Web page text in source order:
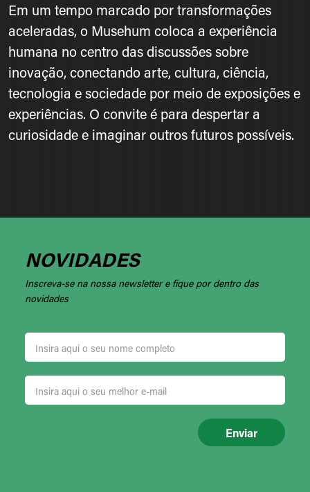
Em um tempo marcado por transformações
aceleradas, o Musehum coloca a experiência
humana no centro das discussões sobre
inovação, conectando arte, cultura, ciência,
tecnologia e sociedade por meio de exposições e
experiências. O convite é para despertar a
curiosidade e imaginar outros futuros possíveis.
NOVIDADES
Inscreva-se na nossa newsletter e fique por dentro das
novidades
Enviar